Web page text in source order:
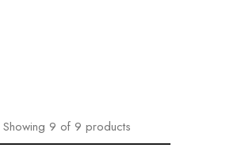
Showing 9of 9products